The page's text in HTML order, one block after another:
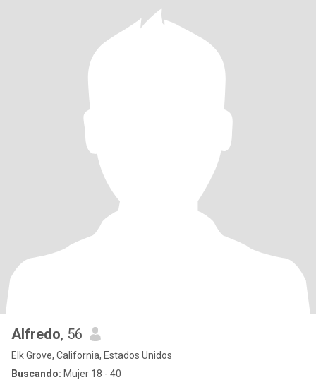
Alfredo, 56
Elk Grove, California, Estados Unidos
Buscando: Mujer 18 - 40